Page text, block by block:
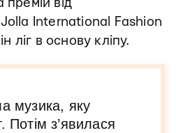
премій від
International Fashion
ліг в основу кліпу.
музика, яку
Потім з’явилася